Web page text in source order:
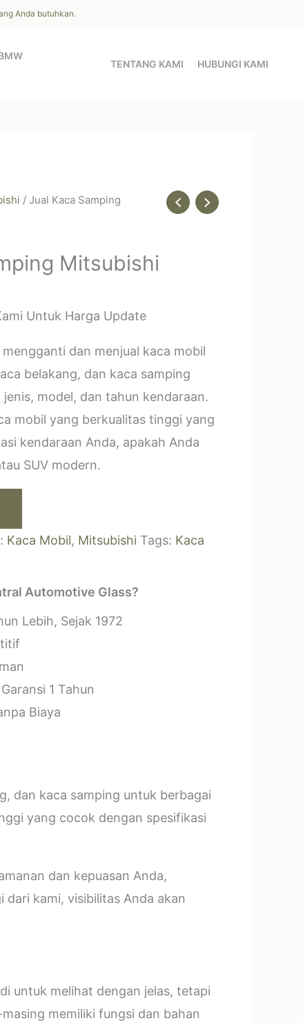
Anda butuhkan.
TENTANG KAMI HUBUNGI KAMI
/ Jual Kaca Samping
Mitsubishi
Untuk Harga Update
dan menjual kaca mobil
belakang, dan kaca samping
model, dan tahun kendaraan.
mobil yang berkualitas tinggi yang
kendaraan Anda, apakah Anda
SUV modern.
Kaca Mobil, Mitsubishi Tags: Kaca
Automotive Glass?
Lebih, Sejak 1972
1 Tahun
Biaya
dan kaca samping untuk berbagai
yang cocok dengan spesifikasi
dan kepuasan Anda,
kami, visibilitas Anda akan
untuk melihat dengan jelas, tetapi
memiliki fungsi dan bahan